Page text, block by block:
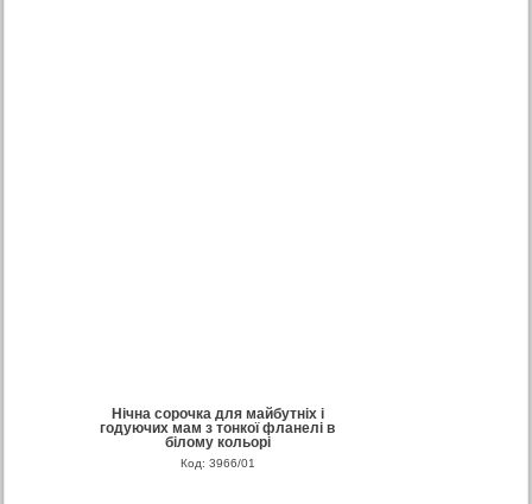
Нічна сорочка для майбутніх і
годуючих мам з тонкої фланелі в
білому кольорі
Код: 3966/01